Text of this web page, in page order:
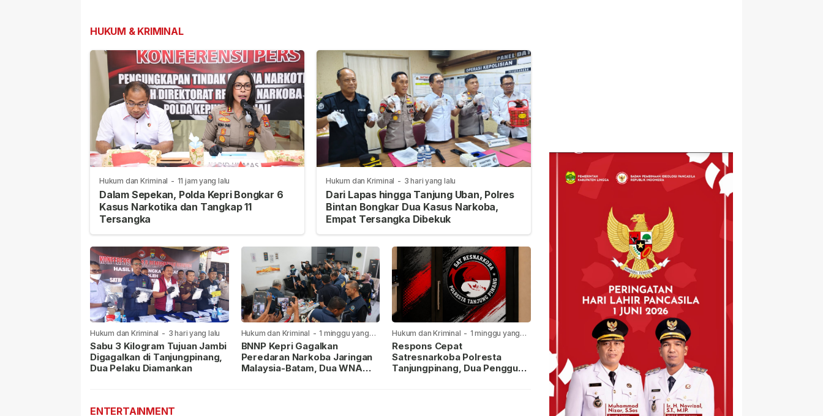
Dilaporkan ke Call
HUKUM & KRIMINAL
Hukum dan Kriminal - 11 jam yang lalu
Dalam Sepekan, Polda Kepri Bongkar 6
Kasus Narkotika dan Tangkap 11
Tersangka
Hukum dan Kriminal - 3 hari yang lalu
Dari Lapas hingga Tanjung Uban, Polres
Bintan Bongkar Dua Kasus Narkoba,
Empat Tersangka Dibekuk
Hukum dan Kriminal - 3 hari yang lalu
Sabu 3 Kilogram Tujuan Jambi
Digagalkan di Tanjungpinang,
Dua Pelaku Diamankan
Hukum dan Kriminal - 1 minggu yang
lalu
BNNP Kepri Gagalkan
Peredaran Narkoba Jaringan
Malaysia-Batam, Dua WNA
Hukum dan Kriminal - 1 minggu yang
lalu
Respons Cepat
Satresnarkoba Polresta
Tanjungpinang, Dua Pengguna
ENTERTAINMENT